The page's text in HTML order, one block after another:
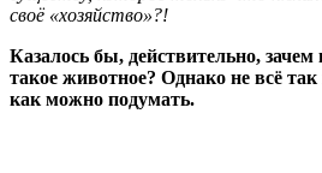
своё «хозяйство»?!
Казалось бы, действительно, зачем
такое животное? Однако не всё так
как можно подумать.